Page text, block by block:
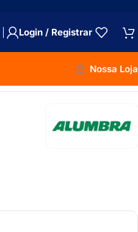
Login / Registrar
Nossa Loja